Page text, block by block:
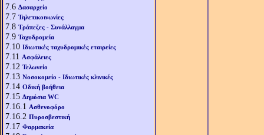
7.6 Δασαρχείο
7.7 Τηλεπικοινωνίες
7.8 Τράπεζες - Συνάλλαγμα
7.9 Ταχυδρομεία
7.10 Ιδιωτικές ταχυδρομικές εταιρείες
7.11 Ασφάλειες
7.12 Τελωνείο
7.13 Νοσοκομείο - Ιδιωτικές κλινικές
7.14 Οδική βοήθεια
7.15 Δημόσια WC
7.16.1 Ασθενοφόρο
7.16.2 Πυροσβεστική
7.17 Φαρμακεία